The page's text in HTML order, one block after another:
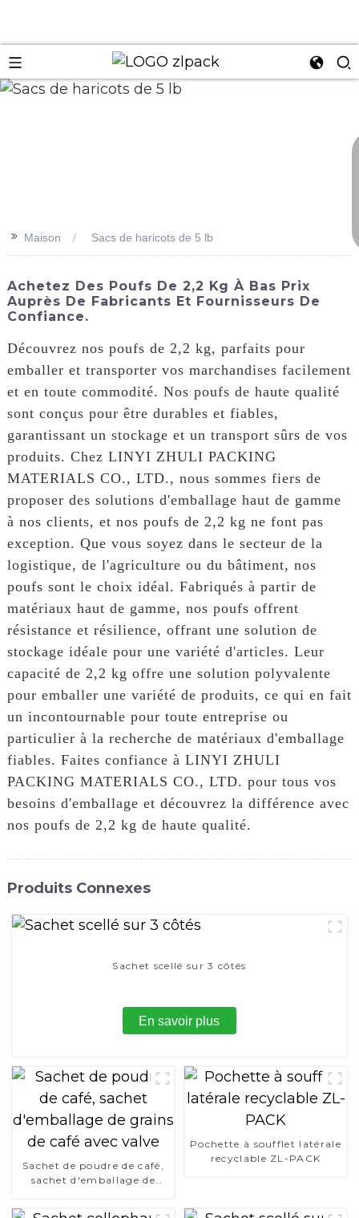
>> Maison Sacs de haricots de 5 lb
Achetez Des Poufs De 2,2 Kg À Bas Prix
Auprès De Fabricants Et Fournisseurs De
Confiance.
Découvrez nos poufs de 2,2 kg, parfaits pour
emballer et transporter vos marchandises facilement
et en toute commodité. Nos poufs de haute qualité
sont conçus pour être durables et fiables,
garantissant un stockage et un transport sûrs de vos
produits. Chez LINYI ZHULI PACKING
MATERIALS CO., LTD., nous sommes fiers de
proposer des solutions d'emballage haut de gamme
à nos clients, et nos poufs de 2,2 kg ne font pas
exception. Que vous soyez dans le secteur de la
logistique, de l'agriculture ou du bâtiment, nos
poufs sont le choix idéal. Fabriqués à partir de
matériaux haut de gamme, nos poufs offrent
résistance et résilience, offrant une solution de
stockage idéale pour une variété d'articles. Leur
capacité de 2,2 kg offre une solution polyvalente
pour emballer une variété de produits, ce qui en fait
un incontournable pour toute entreprise ou
particulier à la recherche de matériaux d'emballage
fiables. Faites confiance à LINYI ZHULI
PACKING MATERIALS CO., LTD. pour tous vos
besoins d'emballage et découvrez la différence avec
nos poufs de 2,2 kg de haute qualité.
Produits Connexes
Sachet scellé sur 3 côtés
En savoir plus
Sachet de poudre de café,
sachet d'emballage de
Pochette à soufflet latérale
recyclable ZL-PACK